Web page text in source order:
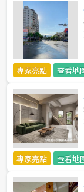
不拘
5-10 年
20-30 年
40 年以上
售價
專家亮點
查看地
專家亮點
查看地